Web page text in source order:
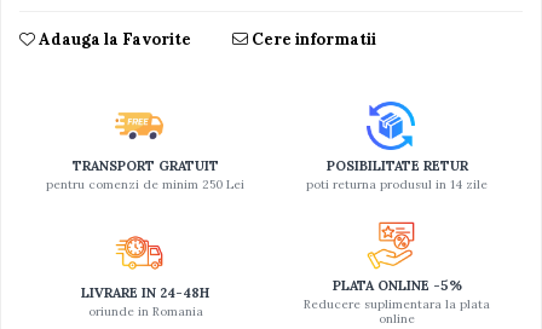
Proiectoare
Saltelute si centre de activitati
Seturi de doctor
Seturi de rufe
Adauga la Favorite Cere informatii
TRANSPORT GRATUIT
pentru comenzi de minim 250 Lei
POSIBILITATE RETUR
poti returna produsul in 14 zile
LIVRARE IN 24-48H
oriunde in Romania
PLATA ONLINE -5%
Reducere suplimentara la plata
online